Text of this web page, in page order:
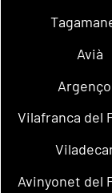
Avià
Vilafranca del
Avinyonet del